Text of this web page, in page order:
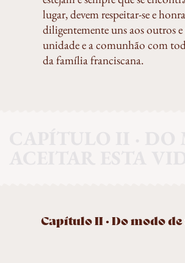
lugar, devem respeitar-se e
diligentemente uns aos outros
unidade e a comunhão com
da família franciscana.
Capítulo II · Do modo